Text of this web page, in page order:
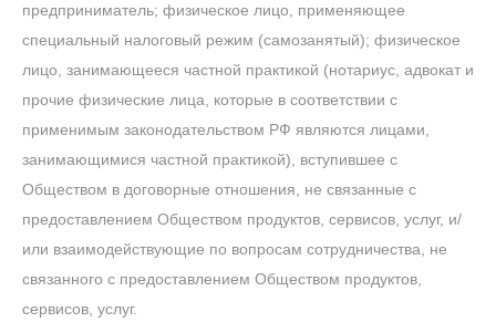
предприниматель; физическое лицо, применяющее
специальный налоговый режим (самозанятый); физическое
лицо, занимающееся частной практикой (нотариус, адвокат и
прочие физические лица, которые в соответствии с
применимым законодательством РФ являются лицами,
занимающимися частной практикой), вступившее с
Обществом в договорные отношения, не связанные с
предоставлением Обществом продуктов, сервисов, услуг, и/
или взаимодействующие по вопросам сотрудничества, не
связанного с предоставлением Обществом продуктов,
сервисов, услуг.